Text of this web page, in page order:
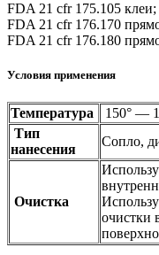
FDA 21 cfr 175.105 клеи;
FDA 21 cfr 176.170
FDA 21 cfr 176.180
Условия применения
Температура
150° —
Тип
нанесения
Сопло,
Очистка
очистки